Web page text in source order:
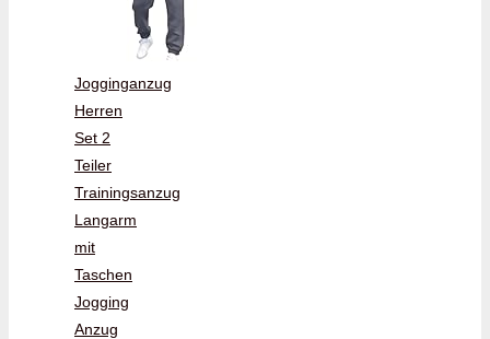
Jogginganzug
Herren
Set 2
Teiler
Trainingsanzug
Langarm
mit
Taschen
Jogging
Anzug